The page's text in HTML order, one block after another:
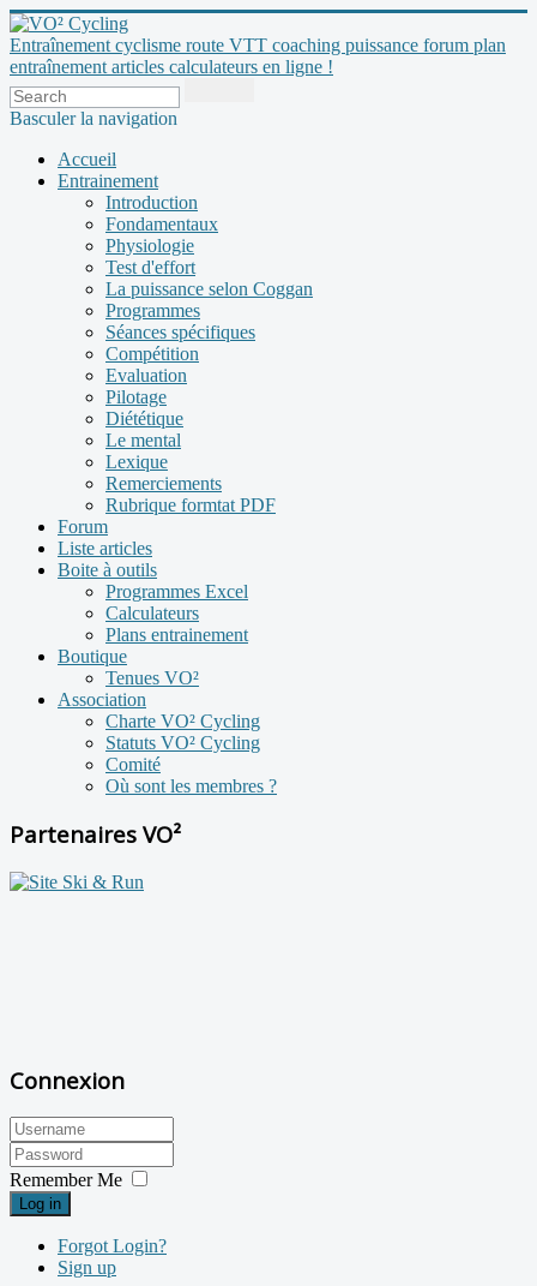
Entraînement cyclisme route VTT coaching puissance forum plan
entraînement articles calculateurs en ligne !
Basculer la navigation
Accueil
Entrainement
Introduction
Fondamentaux
Physiologie
Test d'effort
La puissance selon Coggan
Programmes
Séances spécifiques
Compétition
Evaluation
Pilotage
Diététique
Le mental
Lexique
Remerciements
Rubrique formtat PDF
Forum
Liste articles
Boite à outils
Programmes Excel
Calculateurs
Plans entrainement
Boutique
Tenues VO²
Association
Charte VO² Cycling
Statuts VO² Cycling
Comité
Où sont les membres ?
Partenaires VO²
Connexion
Remember Me
Log in
Forgot Login?
Sign up